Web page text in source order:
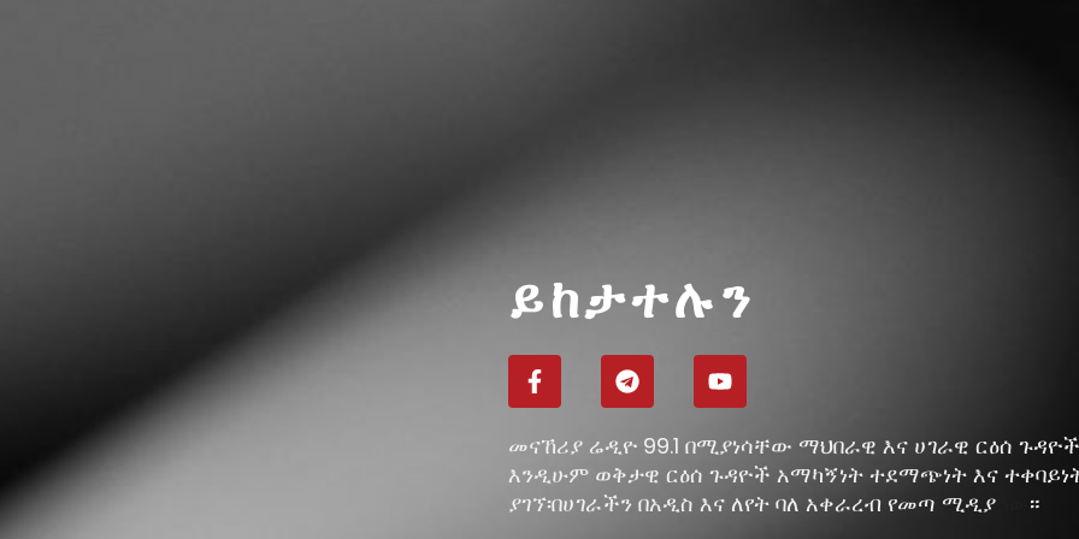
ይከታተሉን
መናኸሪያ ሬዲዮ 99.1 በሚያነሳቸው ማህበራዊ እና ሀገራዊ ርዕሰ ጉዳዮች
እንዲሁም ወቅታዊ ርዕሰ ጉዳዮች አማካኝነት ተደማጭነት እና
ያገኘ፡በሀገራችን በአዲስ እና ለየት ባለ አቀራረብ የመጣ ሚዲያ
።